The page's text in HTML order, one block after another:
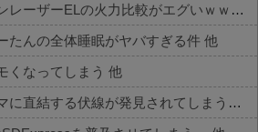
【衝撃】全敵ロックオンレーザーELの火力比較がエグいｗｗｗ 他
たんの全体睡眠がヤバすぎる件 他
くなってしまう 他
【衝撃】彩卵がサイタマに直結する伏線が発見されてしまうｗｗｗ 他